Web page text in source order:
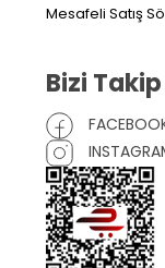
Mesafeli Satış
Bizi